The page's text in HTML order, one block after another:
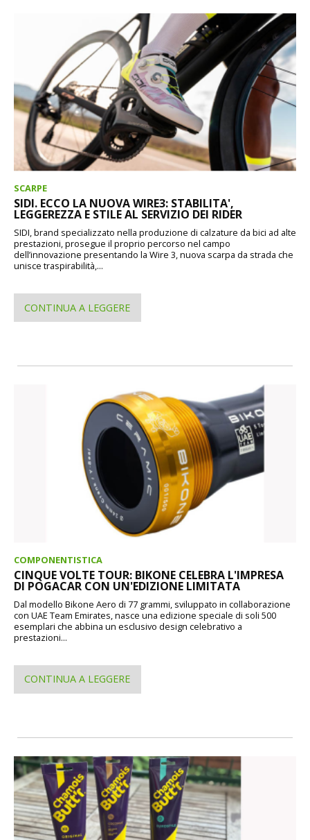
SCARPE
SIDI. ECCO LA NUOVA WIRE3: STABILITA',
LEGGEREZZA E STILE AL SERVIZIO DEI RIDER
SIDI, brand specializzato nella produzione di calzature da bici ad alte
prestazioni, prosegue il proprio percorso nel campo
dell’innovazione presentando la Wire 3, nuova scarpa da strada che
unisce traspirabilità,...
CONTINUA A LEGGERE
COMPONENTISTICA
CINQUE VOLTE TOUR: BIKONE CELEBRA L'IMPRESA
DI POGACAR CON UN'EDIZIONE LIMITATA
Dal modello Bikone Aero di 77 grammi, sviluppato in collaborazione
con UAE Team Emirates, nasce una edizione speciale di soli 500
esemplari che abbina un esclusivo design celebrativo a
prestazioni...
CONTINUA A LEGGERE